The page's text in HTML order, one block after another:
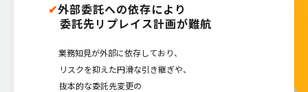
✔外部委託への依存により
委託先リプレイス計画が難航
業務知見が外部に依存しており、
リスクを抑えた円滑な引き継ぎや、
抜本的な委託先変更の